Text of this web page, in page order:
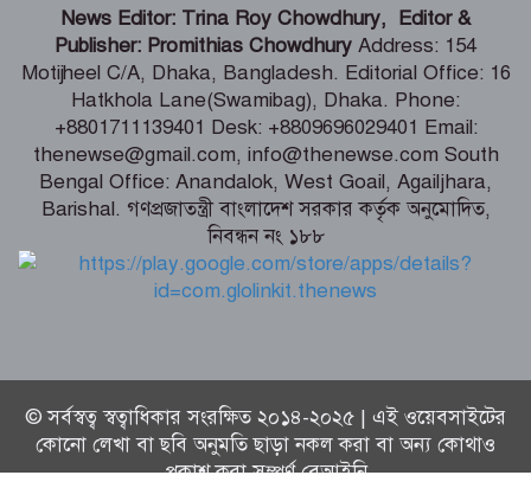
ভারতীয় হাইক‌মিশনা‌রের স‌ঙ্গে আইএবিডির
প্রতি‌নি‌ধিদ‌লের সাক্ষাৎ
গ্যাস-বিদ্যুৎ সংকটের জবাব চেয়ে
প্রধানমন্ত্রীর কাছে স্মারকলিপি ১১ দলের
পররাষ্ট্রমন্ত্রীর কা‌ছে ইউএনডিপির আবাসিক
প্রতিনিধির পরিচয়পত্র পেশ
News Editor: Trina Roy Chowdhury, Editor &
Publisher: Promithias Chowdhury Address: 154
Motijheel C/A, Dhaka, Bangladesh. Editorial Office: 16
Hatkhola Lane(Swamibag), Dhaka. Phone:
+8801711139401 Desk: +8809696029401 Email:
thenewse@gmail.com, info@thenewse.com South
Bengal Office: Anandalok, West Goail, Agailjhara,
Barishal. গণপ্রজাতন্ত্রী বাংলাদেশ সরকার কর্তৃক অনুমোদিত,
নিবন্ধন নং ১৮৮
© সর্বস্বত্ব স্বত্বাধিকার সংরক্ষিত ২০১৪-২০২৫ | এই ওয়েবসাইটের
কোনো লেখা বা ছবি অনুমতি ছাড়া নকল করা বা অন্য কোথাও
প্রকাশ করা সম্পূর্ণ বেআইনি